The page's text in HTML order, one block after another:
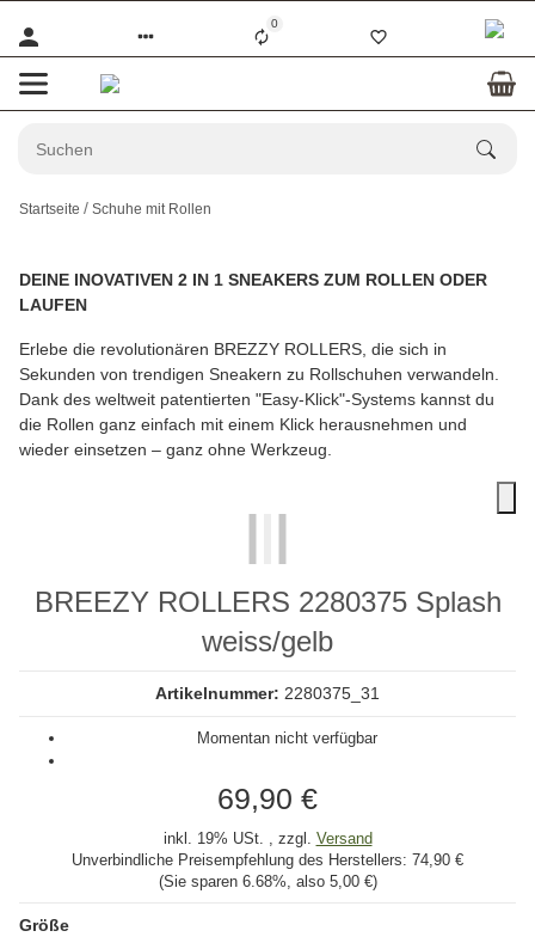
0
Startseite Schuhe mit Rollen
DEINE INOVATIVEN 2 IN 1 SNEAKERS ZUM ROLLEN ODER
LAUFEN
Erlebe die revolutionären BREZZY ROLLERS, die sich in
Sekunden von trendigen Sneakern zu Rollschuhen verwandeln.
Dank des weltweit patentierten "Easy-Klick"-Systems kannst du
die Rollen ganz einfach mit einem Klick herausnehmen und
wieder einsetzen – ganz ohne Werkzeug.
BREEZY ROLLERS 2280375 Splash
weiss/gelb
Artikelnummer: 2280375_31
Momentan nicht verfügbar
69,90 €
inkl. 19% USt. , zzgl. Versand
Unverbindliche Preisempfehlung des Herstellers: 74,90 €
(Sie sparen 6.68%, also 5,00 €)
Größe